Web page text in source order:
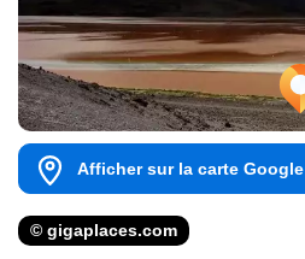
Afficher sur la carte Google
© gigaplaces.com